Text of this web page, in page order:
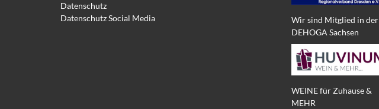
Datenschutz
Datenschutz Social Media
Wir sind Mitglied in der
DEHOGA Sachsen
WEINE für Zuhause &
MEHR